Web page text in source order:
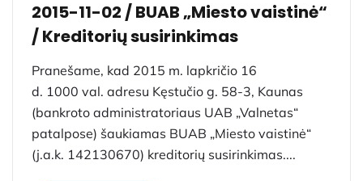
2015-11-02 / BUAB „Miesto vaistinė“
/ Kreditorių susirinkimas
Pranešame, kad 2015 m. lapkričio 16
d. 1000 val. adresu Kęstučio g. 58-3, Kaunas
(bankroto administratoriaus UAB „Valnetas“
patalpose) šaukiamas BUAB „Miesto vaistinė“
(j.a.k. 142130670) kreditorių susirinkimas....